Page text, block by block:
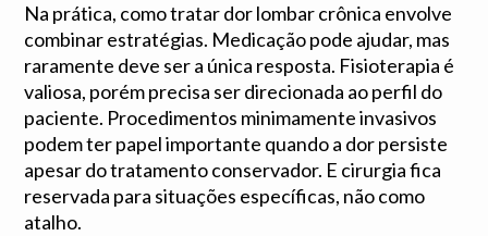
Na prática, como tratar dor lombar crônica envolve
combinar estratégias. Medicação pode ajudar, mas
raramente deve ser a única resposta. Fisioterapia é
valiosa, porém precisa ser direcionada ao perfil do
paciente. Procedimentos minimamente invasivos
podem ter papel importante quando a dor persiste
apesar do tratamento conservador. E cirurgia fica
reservada para situações específicas, não como
atalho.